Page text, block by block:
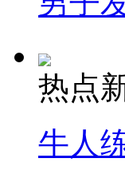
热点
牛人